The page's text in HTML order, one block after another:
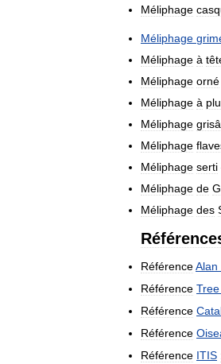
Méliphage
Méliphage
Méliphage à
Méliphage orné
Méliphage à
Méliphage
Méliphage
Méliphage serti
Méliphage de
Méliphage des
RéférenceAlan
Référence Tree
Référence
Référence
Référence ITIS